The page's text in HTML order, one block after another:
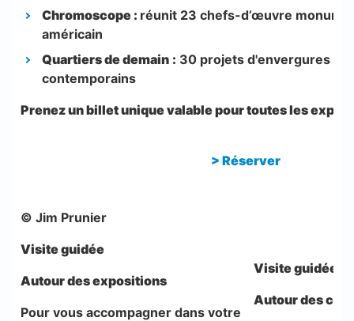
Chromoscope : réunit 23 chefs-d’œuvre
américain
Quartiers de demain : 30 projets d'envergures
contemporains
Prenez un billet unique valable pour toutes les
> Réserver
© Jim Prunier
Visite guidée
Autour des expositions
Pour vous accompagner dans votre
Visite guidée
Autour des